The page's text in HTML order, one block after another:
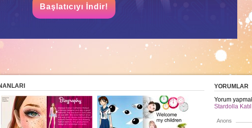
Başlatıcıyı İndir!
YORUMLAR
Yorum
Stardolla Katıl
Anons